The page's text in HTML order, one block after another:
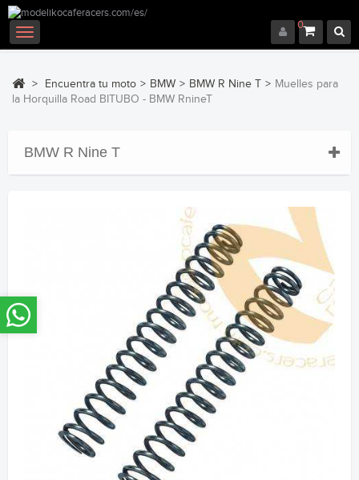
0
Navegación
Toggle
> Encuentra tu moto > BMW > BMW R Nine T > Muelles para
la Horquilla Road BITUBO - BMW RnineT
BMW R Nine T